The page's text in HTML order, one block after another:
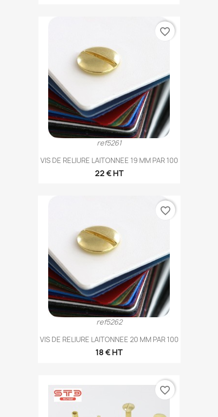
ref5261
VIS DE RELIURE LAITONNEE 19 MM PAR 100
22 € HT
favorite_border
ref5262
VIS DE RELIURE LAITONNEE 20 MM PAR 100
18 € HT
favorite_border
favorite_border